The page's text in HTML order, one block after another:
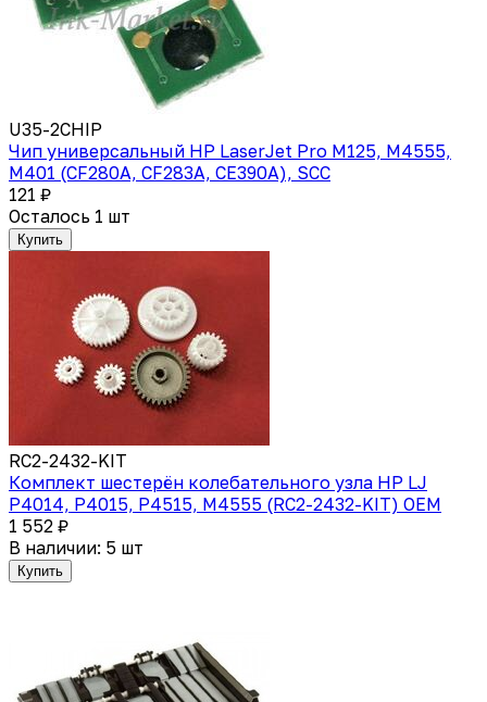
U35-2CHIP
Чип универсальный HP LaserJet Pro M125, M4555,
M401 (CF280A, CF283A, CE390A), SCС
121 ₽
Осталось 1 шт
Купить
RC2-2432-KIT
Комплект шестерён колебательного узла HP LJ
P4014, P4015, P4515, M4555 (RC2-2432-KIT) OEM
1 552 ₽
В наличии: 5 шт
Купить